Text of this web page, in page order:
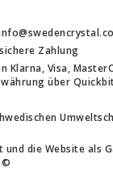
Zahlung
Klarna, Visa,
über
die Website als
©